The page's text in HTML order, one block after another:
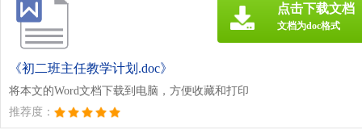
《初二班主任教学计划.doc》
将本文的Word文档下载到电脑，方便收藏和打印
推荐度：
点击下载文档
文档为doc格式